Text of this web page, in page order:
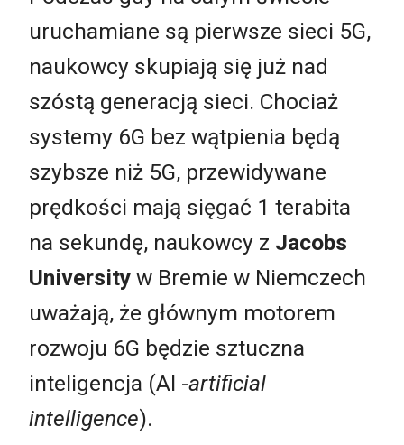
uruchamiane są pierwsze sieci 5G,
naukowcy skupiają się już nad
szóstą generacją sieci. Chociaż
systemy 6G bez wątpienia będą
szybsze niż 5G, przewidywane
prędkości mają sięgać 1 terabita
na sekundę, naukowcy z Jacobs
University w Bremie w Niemczech
uważają, że głównym motorem
rozwoju 6G będzie sztuczna
inteligencja (AI -artificial
intelligence).